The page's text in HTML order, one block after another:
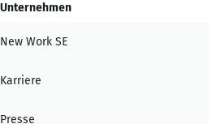
Unternehmen
New Work SE
Karriere
Presse